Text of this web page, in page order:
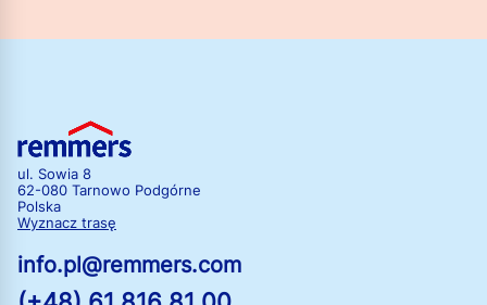
ul. Sowia 8
62-080 Tarnowo Podgórne
Polska
Wyznacz trasę
info.pl@remmers.com